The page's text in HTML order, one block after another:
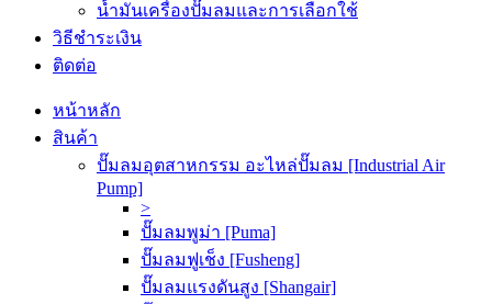
น้ำมันเครื่องปั๊มลมและการเลือกใช้
วิธีชำระเงิน
ติดต่อ
หน้าหลัก
สินค้า
ปั๊มลมอุตสาหกรรม อะไหล่ปั๊มลม [Industrial Air
Pump]
>
ปั๊มลมพูม่า [Puma]
ปั๊มลมฟูเช็ง [Fusheng]
ปั๊มลมแรงดันสูง [Shangair]